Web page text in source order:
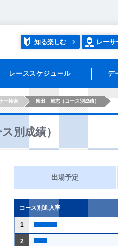
知る楽しむ レーサ
レーススケジュール デ
ー検索 原田 篤志（コース別成績）
別成績）
出場予定
コース別進入率
1
2